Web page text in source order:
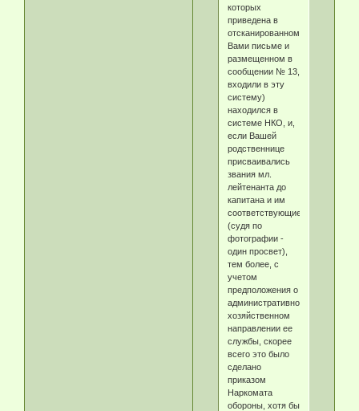
которых
приведена в
отсканированном
Вами письме и
размещенном в
сообщении № 13,
входили в эту
систему)
находился в
системе НКО, и,
если Вашей
родственнице
присваивались
звания мл.
лейтенанта до
капитана и им
соответствующие
(судя по
фотографии -
один просвет),
тем более, с
учетом
предположения о
административно-
хозяйственном
направлении ее
службы, скорее
всего это было
сделано
приказом
Наркомата
обороны, хотя бы